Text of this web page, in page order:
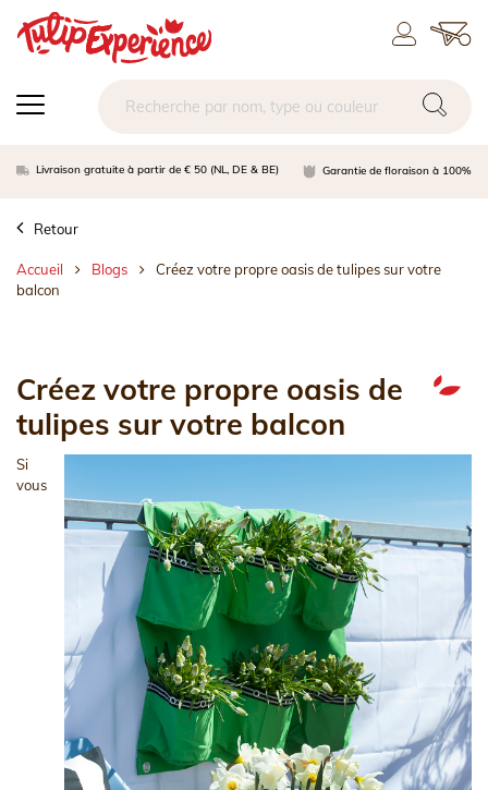
Livraison gratuite à partir de € 50 (NL, DE & BE) Garantie de floraison à 100%
Retour
Accueil Blogs
Créez votre propre oasis de tulipes sur votre
balcon
Créez votre propre oasis de
tulipes sur votre balcon
Si
vous